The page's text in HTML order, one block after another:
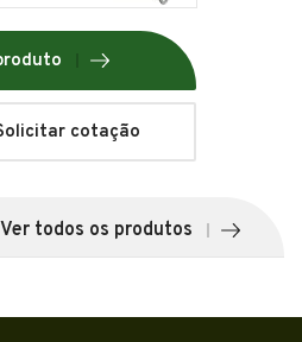
cotação
Ver todos os produtos